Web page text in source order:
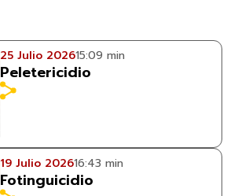
25 Julio 202615:09 min
Peletericidio
19 Julio 202616:43 min
Fotinguicidio